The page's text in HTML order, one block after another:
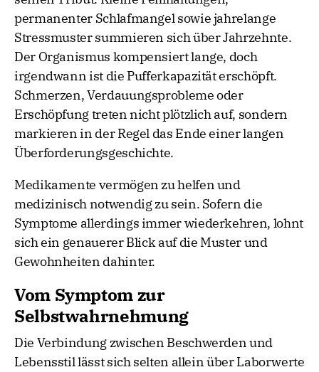
permanenter Schlafmangel sowie jahrelange
Stressmuster summieren sich über Jahrzehnte.
Der Organismus kompensiert lange, doch
irgendwann ist die Pufferkapazität erschöpft.
Schmerzen, Verdauungsprobleme oder
Erschöpfung treten nicht plötzlich auf, sondern
markieren in der Regel das Ende einer langen
Überforderungsgeschichte.
Medikamente vermögen zu helfen und
medizinisch notwendig zu sein. Sofern die
Symptome allerdings immer wiederkehren, lohnt
sich ein genauerer Blick auf die Muster und
Gewohnheiten dahinter.
Vom Symptom zur
Selbstwahrnehmung
Die Verbindung zwischen Beschwerden und
Lebensstil lässt sich selten allein über Laborwerte